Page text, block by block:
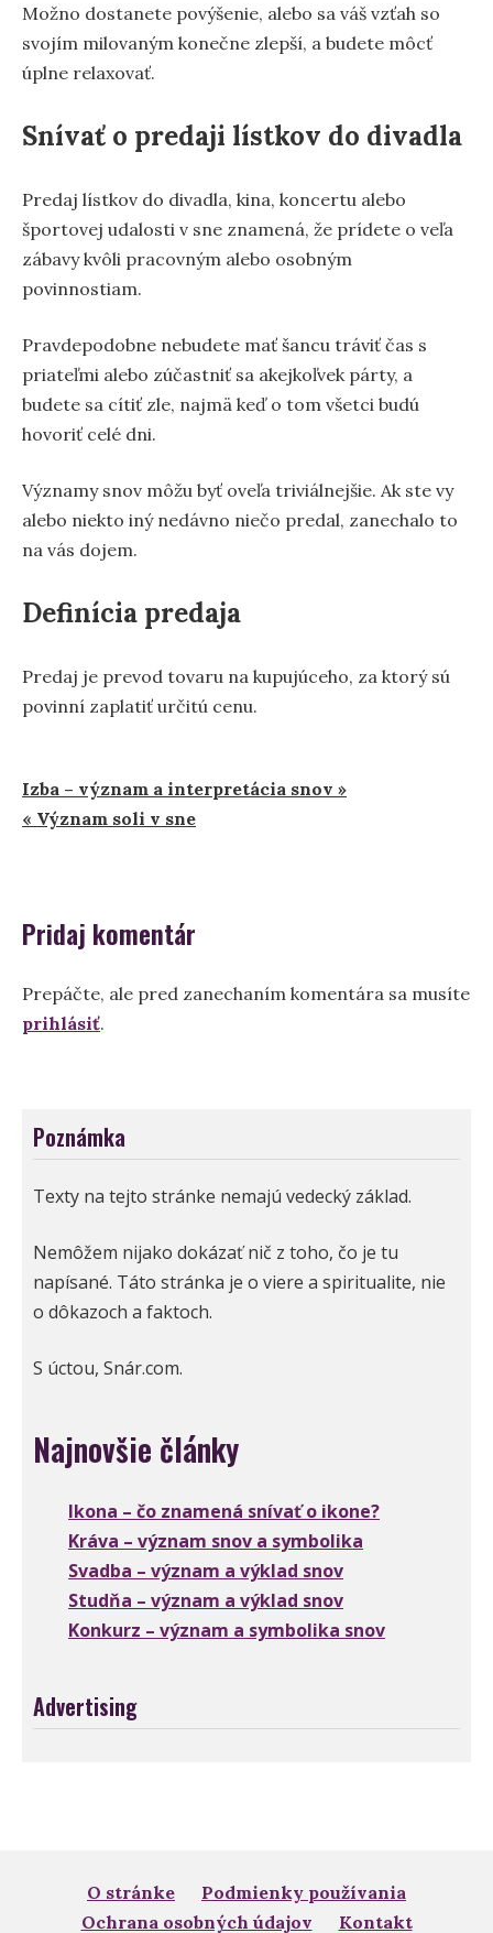
Možno dostanete povýšenie, alebo sa váš vzťah so
svojím milovaným konečne zlepší, a budete môcť
úplne relaxovať.
Snívať o predaji lístkov do divadla
Predaj lístkov do divadla, kina, koncertu alebo
športovej udalosti v sne znamená, že prídete o veľa
zábavy kvôli pracovným alebo osobným
povinnostiam.
Pravdepodobne nebudete mať šancu tráviť čas s
priateľmi alebo zúčastniť sa akejkoľvek párty, a
budete sa cítiť zle, najmä keď o tom všetci budú
hovoriť celé dni.
Významy snov môžu byť oveľa triviálnejšie. Ak ste vy
alebo niekto iný nedávno niečo predal, zanechalo to
na vás dojem.
Definícia predaja
Predaj je prevod tovaru na kupujúceho, za ktorý sú
povinní zaplatiť určitú cenu.
Navigácia
v
Izba – význam a interpretácia snov »
« Význam soli v sne
Pridaj komentár
Prepáčte, ale pred zanechaním komentára sa musíte
prihlásiť.
Poznámka
Texty na tejto stránke nemajú vedecký základ.
Nemôžem nijako dokázať nič z toho, čo je tu
napísané. Táto stránka je o viere a spiritualite, nie
o dôkazoch a faktoch.
S úctou, Snár.com.
Najnovšie články
Ikona – čo znamená snívať o ikone?
Kráva – význam snov a symbolika
Svadba – význam a výklad snov
Studňa – význam a výklad snov
Konkurz – význam a symbolika snov
Advertising
O stránke
Podmienky používania
Ochrana osobných údajov
Kontakt